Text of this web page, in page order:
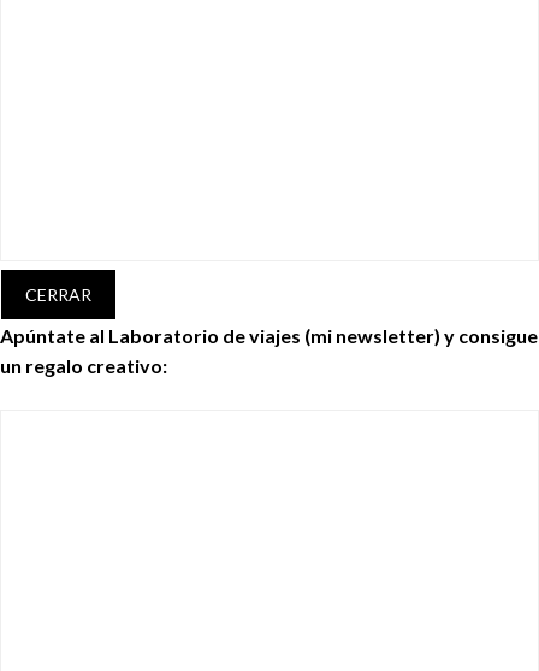
CERRAR
Apúntate al Laboratorio de viajes (mi newsletter) y consigue
un regalo creativo: